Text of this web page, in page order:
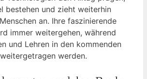
bestehen ‍und zieht‌ weiterhin
an. Ihre faszinierende
immer weitergehen, während
‌und Lehren in den kommenden
werden.